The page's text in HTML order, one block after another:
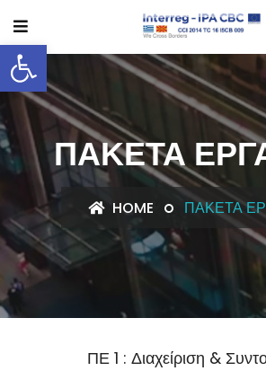
Ανοίξτε τη γραμμή εργαλείων
ΠΑΚΈΤΑ
HOME ΠΑΚΈΤΑ
ΠΕ 1 : Διαχείριση &